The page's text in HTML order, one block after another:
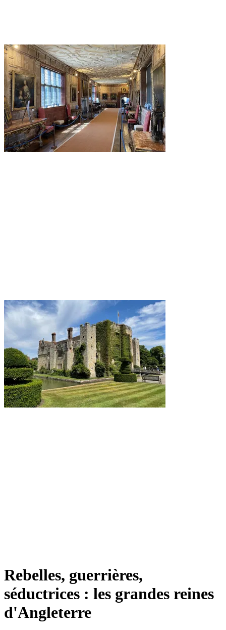
Rebelles, guerrières,
séductrices : les grandes reines
d'Angleterre